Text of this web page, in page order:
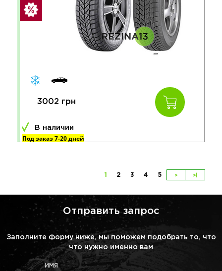
3002 грн
В наличии
Под заказ 7-20 дней
1 2 3 4 5 > >|
Отправить запрос
Заполните форму ниже, мы поможем подобрать то, что
что нужно именно вам
ИМЯ